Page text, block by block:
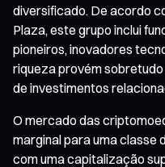
diversificado. De acordo
Plaza, este grupo inclui
pioneiros, inovadores
riqueza provém
de investimentos
O mercado das
marginal para uma classe
com uma capitalização